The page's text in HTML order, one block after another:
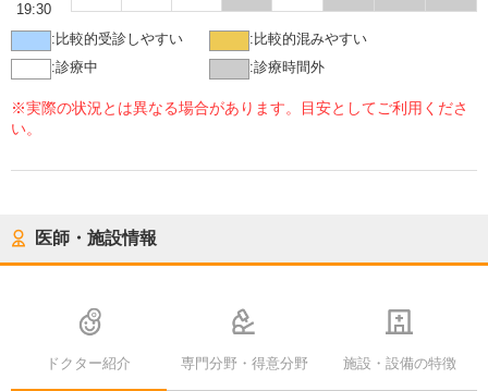
19:30
: 比較的受診しやすい : 比較的混みやすい
:診療中 :診療時間外
※実際の状況とは異なる場合があります。目安としてご利用くださ
い。
医師・施設情報
ドクター紹介 専門分野・得意分野 施設・設備の特徴